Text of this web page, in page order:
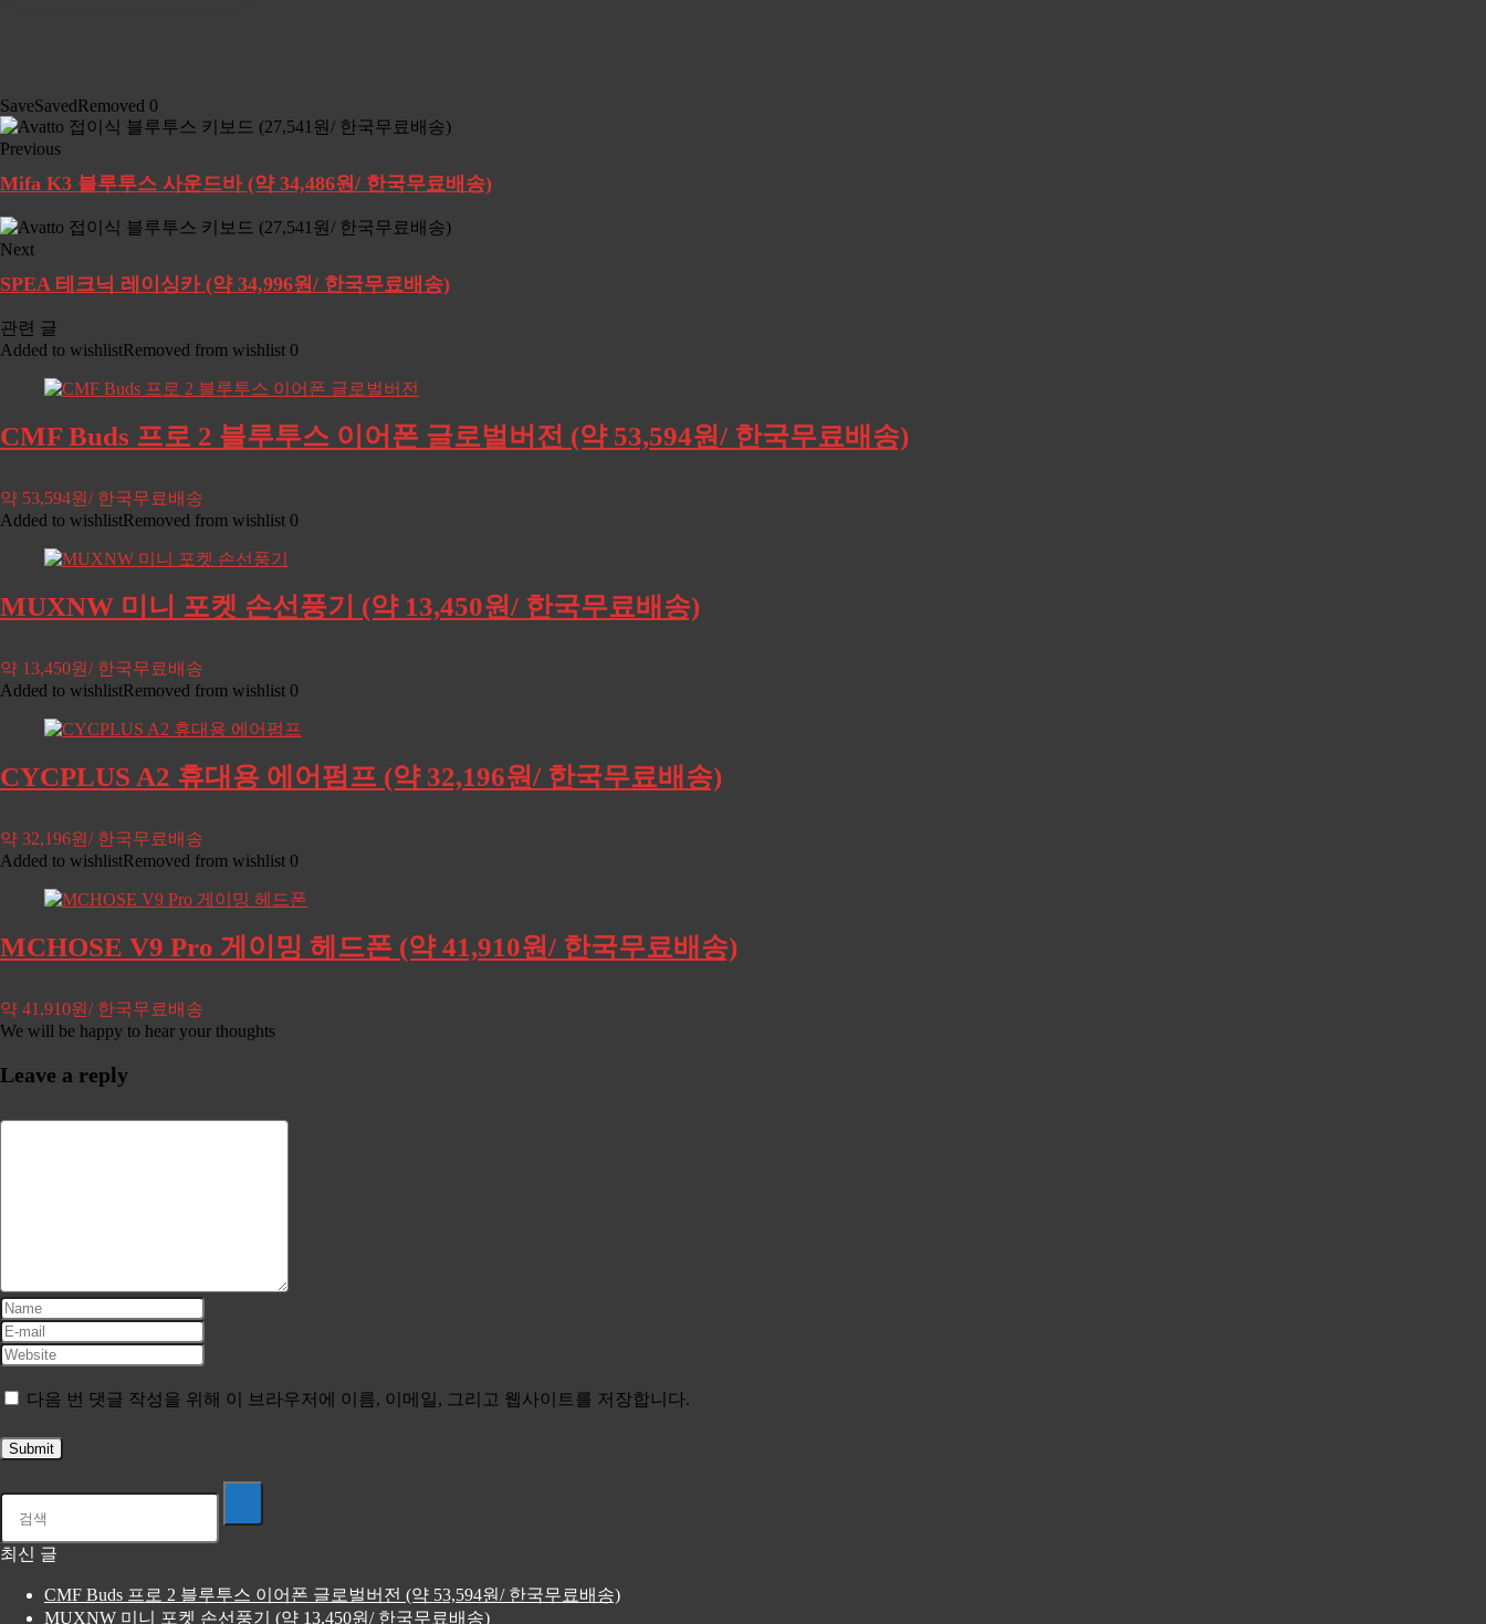
SaveSavedRemoved 0
Previous
Mifa K3 블루투스 사운드바 (약 34,486원/ 한국무료배송)
Next
SPEA 테크닉 레이싱카 (약 34,996원/ 한국무료배송)
관련 글
Added to wishlistRemoved from wishlist 0
CMF Buds 프로 2 블루투스 이어폰 글로벌버전 (약 53,594원/ 한국무료배송)
약 53,594원/ 한국무료배송
Added to wishlistRemoved from wishlist 0
MUXNW 미니 포켓 손선풍기 (약 13,450원/ 한국무료배송)
약 13,450원/ 한국무료배송
Added to wishlistRemoved from wishlist 0
CYCPLUS A2 휴대용 에어펌프 (약 32,196원/ 한국무료배송)
약 32,196원/ 한국무료배송
Added to wishlistRemoved from wishlist 0
MCHOSE V9 Pro 게이밍 헤드폰 (약 41,910원/ 한국무료배송)
약 41,910원/ 한국무료배송
We will be happy to hear your thoughts
Leave a reply
다음 번 댓글 작성을 위해 이 브라우저에 이름, 이메일, 그리고 웹사이트를 저장합니다.
최신 글
CMF Buds 프로 2 블루투스 이어폰 글로벌버전 (약 53,594원/ 한국무료배송)
MUXNW 미니 포켓 손선풍기 (약 13,450원/ 한국무료배송)